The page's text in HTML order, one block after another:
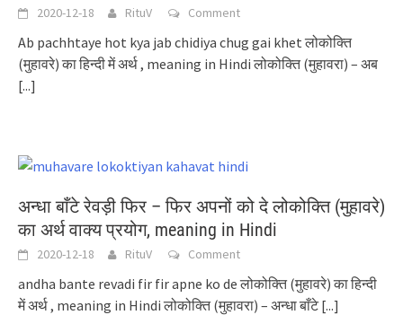
2020-12-18 RituV Comment
Ab pachhtaye hot kya jab chidiya chug gai khet लोकोक्ति
(मुहावरे) का हिन्दी में अर्थ , meaning in Hindi लोकोक्ति (मुहावरा) – अब
[...]
अन्धा बाँटे रेवड़ी फिर – फिर अपनों को दे लोकोक्ति (मुहावरे)
का अर्थ वाक्य प्रयोग, meaning in Hindi
2020-12-18 RituV Comment
andha bante revadi fir fir apne ko de लोकोक्ति (मुहावरे) का हिन्दी
में अर्थ , meaning in Hindi लोकोक्ति (मुहावरा) – अन्धा बाँटे[...]